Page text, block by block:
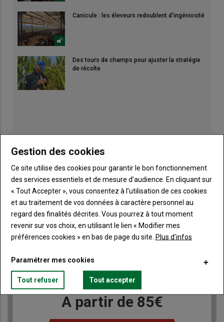
Canicule : les éleveurs redoublent d'ingéniosité
Des tours de champs pour ajuster la stratégie
de récolte
TITRE JE M'ABONNE
A partir de 85€
Gestion des cookies
Ce site utilise des cookies pour garantir le bon fonctionnement
des services essentiels et de mesure d’audience. En cliquant sur
« Tout Accepter », vous consentez à l’utilisation de ces cookies
et au traitement de vos données à caractère personnel au
regard des finalités décrites. Vous pourrez à tout moment
revenir sur vos choix, en utilisant le lien « Modifier mes
préférences cookies » en bas de page du site. Plus d'infos
Paramétrer mes cookies
Tout refuser Tout accepter